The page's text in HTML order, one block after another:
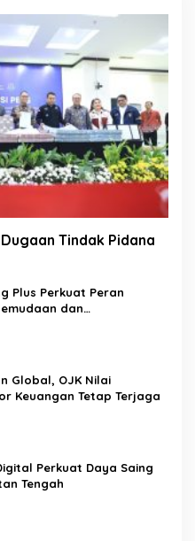
Tindak Pidana
Plus Perkuat Peran
dan
Global, OJK Nilai
Keuangan Tetap Terjaga
Perkuat Daya Saing
Tengah